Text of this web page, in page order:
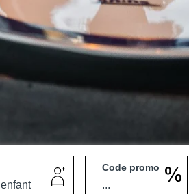
Code promo
Martin's Manoir
Genval, 4*